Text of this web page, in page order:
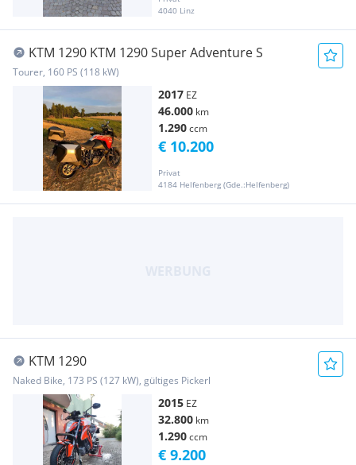
4040 Linz
KTM 1290 KTM 1290 Super Adventure S
Tourer, 160 PS (118 kW)
2017 EZ
46.000 km
1.290ccm
Privat
4184 Helfenberg (Gde.:Helfenberg)
€ 10.200
KTM 1290
Naked Bike, 173 PS (127 kW), gültiges Pickerl
2015 EZ
32.800 km
1.290ccm
€ 9.200